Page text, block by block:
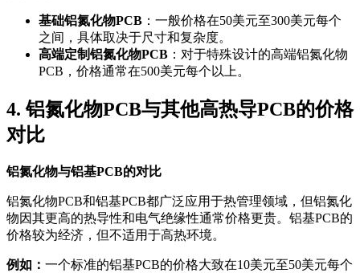
基础铝氮化物PCB ：一般价格在50美元至300美元每个
之间，具体取决于尺寸和复杂度。
高端定制铝氮化物PCB ：对于特殊设计的高端铝氮化物
PCB，价格通常在500美元每个以上。
4. 铝氮化物PCB与其他高热导PCB的价格
对比
铝氮化物与铝基PCB的对比
铝氮化物PCB和铝基PCB都广泛应用于热管理领域，但铝氮化
物因其更高的热导性和电气绝缘性通常价格更贵。铝基PCB的
价格较为经济，但不适用于高热环境。
例如： 一个标准的铝基PCB的价格大致在10美元至50美元每个